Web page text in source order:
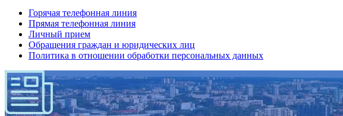
Горячая телефонная линия
Прямая телефонная линия
Личный прием
Обращения граждан и юридических лиц
Политика в отношении обработки персональных данных